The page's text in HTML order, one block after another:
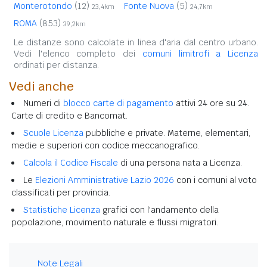
Monterotondo (12) 23,4km Fonte Nuova (5) 24,7km
ROMA (853) 39,2km
Le distanze sono calcolate in linea d'aria dal centro urbano.
Vedi l'elenco completo dei comuni limitrofi a Licenza
ordinati per distanza.
Vedi anche
Numeri di blocco carte di pagamento attivi 24 ore su 24.
Carte di credito e Bancomat.
Scuole Licenza pubbliche e private. Materne, elementari,
medie e superiori con codice meccanografico.
Calcola il Codice Fiscale di una persona nata a Licenza.
Le Elezioni Amministrative Lazio 2026 con i comuni al voto
classificati per provincia.
Statistiche Licenza grafici con l'andamento della
popolazione, movimento naturale e flussi migratori.
Note Legali